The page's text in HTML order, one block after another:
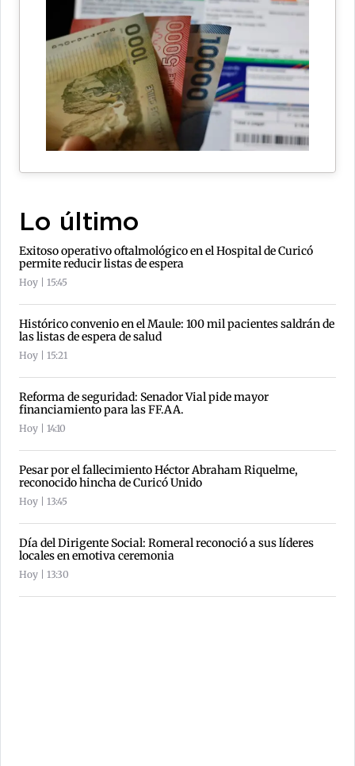
Lo último
Exitoso operativo oftalmológico en el Hospital de Curicó
permite reducir listas de espera
Hoy | 15:45
Histórico convenio en el Maule: 100 mil pacientes saldrán de
las listas de espera de salud
Hoy | 15:21
Reforma de seguridad: Senador Vial pide mayor
financiamiento para las FF.AA.
Hoy | 14:10
Pesar por el fallecimiento Héctor Abraham Riquelme,
reconocido hincha de Curicó Unido
Hoy | 13:45
Día del Dirigente Social: Romeral reconoció a sus líderes
locales en emotiva ceremonia
Hoy | 13:30